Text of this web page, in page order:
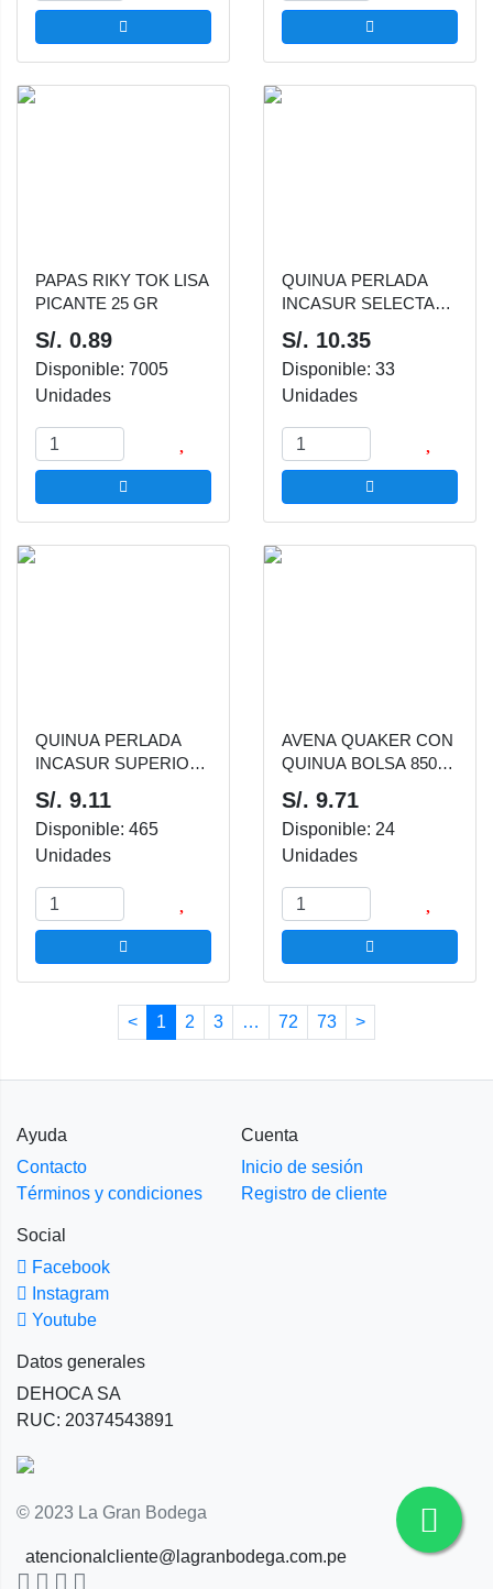
PAPAS RIKY TOK LISA
PICANTE 25 GR
S/. 0.89
Disponible: 7005
Unidades
QUINUA PERLADA
INCASUR SELECTA
S/. 10.35
Disponible: 33
Unidades
QUINUA PERLADA
INCASUR SUPERIOR
S/. 9.11
Disponible: 465
Unidades
AVENA QUAKER CON
QUINUA BOLSA 850
S/. 9.71
Disponible: 24
Unidades
< 1 2 3 … 72 73 >
Ayuda
Contacto
Términos y condiciones
Cuenta
Inicio de sesión
Registro de cliente
Social
Facebook
Instagram
Youtube
Datos generales
DEHOCA SA
RUC: 20374543891
© 2023 La Gran Bodega
atencionalcliente@lagranbodega.com.pe